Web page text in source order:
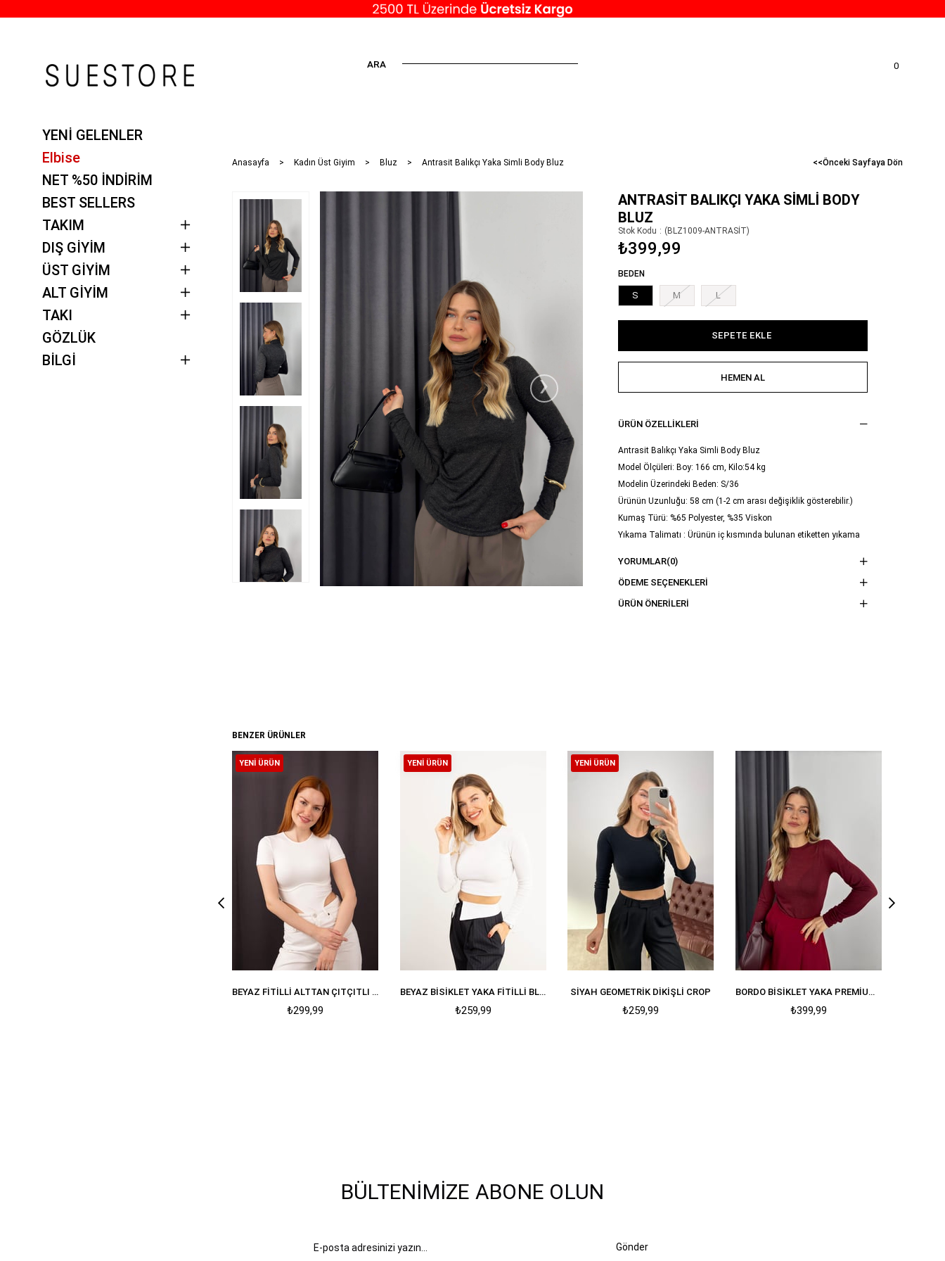
0
YENİ GELENLER
Elbise
NET %50 İNDİRİM
BEST SELLERS
TAKIM
DIŞ GİYİM
ÜST GİYİM
ALT GİYİM
TAKI
GÖZLÜK
BİLGİ
ARA
Anasayfa Kadın Üst Giyim Bluz Antrasit Balıkçı Yaka Simli Body Bluz <<Önceki Sayfaya Dön
›
ANTRASIT BALIKÇI YAKA SIMLI BODY
BLUZ
Stok Kodu (BLZ1009-ANTRASİT)
₺399,99
BEDEN
S M L
ÜRÜN ÖZELLIKLERI
Antrasit Balıkçı Yaka Simli Body Bluz
Model Ölçüleri: Boy: 166 cm, Kilo:54 kg
Modelin Üzerindeki Beden: S/36
Ürünün Uzunluğu: 58 cm (1-2 cm arası değişiklik gösterebilir.)
Kumaş Türü: %65 Polyester, %35 Viskon
Yıkama Talimatı : Ürünün iç kısmında bulunan etiketten yıkama
YORUMLAR(0)
ÖDEME SEÇENEKLERI
ÜRÜN ÖNERILERI
BENZER ÜRÜNLER
BEYAZ FITILLI ALTTAN ÇITÇITLI BODYSUIT
₺299,99
YENI ÜRÜN
BEYAZ BISIKLET YAKA FITILLI BLUZ
₺259,99
YENI ÜRÜN
SIYAH GEOMETRIK DIKIŞLI CROP
₺259,99
YENI ÜRÜN
BORDO BISIKLET YAKA PREMIUM BODY BLUZ
₺399,99
BÜLTENIMIZE ABONE OLUN
Gönder